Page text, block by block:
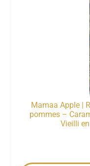
Mamaa Apple |
pommes –
Vieilli